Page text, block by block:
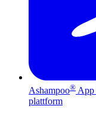
Ashampoo® App
plattform